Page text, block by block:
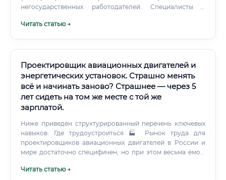
негосударственных работодателей. Специалисты с
редкость на рынке.
Читать статью →
Проектировщик авиационных двигателей и
энергетических установок. Страшно менять
всё и начинать заново? Страшнее — через 5
лет сидеть на том же месте с той же
зарплатой.
Ниже приведён структурированный перечень ключевых
навыков: Где трудоустроиться 🏭 Рынок труда для
проектировщиков авиационных двигателей в России и
мире достаточно специфичен, но при этом весьма ёмок.
двигателестроительная корпорация) — крупнейший
Читать статью →